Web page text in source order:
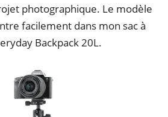
photographique. Le modèle
facilement dans mon sac à
Backpack 20L.